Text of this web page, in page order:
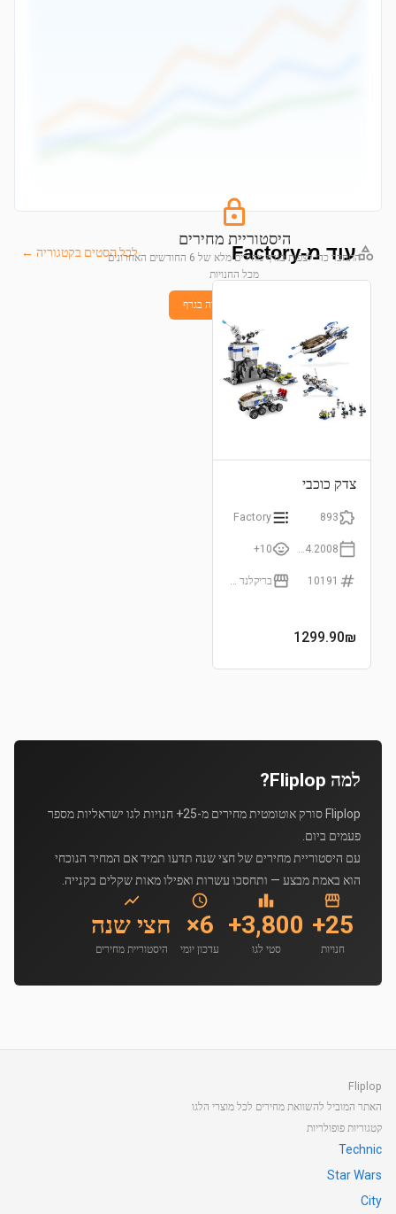
היסטוריית מחירים
התחבר כדי לצפות בגרף מחירים מלא של 6 החודשים האחרונים
מכל החנויות
התחבר לצפייה בגרף
עוד מ-Factory לכל הסטים בקטגוריה ←
צדק כוכבי
893
Factory
10+
10191
1299.90₪
למה Fliplop?
Fliplop סורק אוטומטית מחירים מ-25+ חנויות לגו ישראליות מספר
פעמים ביום.
עם היסטוריית מחירים של חצי שנה תדעו תמיד אם המחיר הנוכחי
הוא באמת מבצע — ותחסכו עשרות ואפילו מאות שקלים בקנייה.
25+
חנויות
3,800+
סטי לגו
6×
עדכון יומי
חצי שנה
היסטוריית מחירים
Fliplop
האתר המוביל להשוואת מחירים לכל מוצרי הלגו
קטגוריות פופולריות
Technic
Star Wars
City